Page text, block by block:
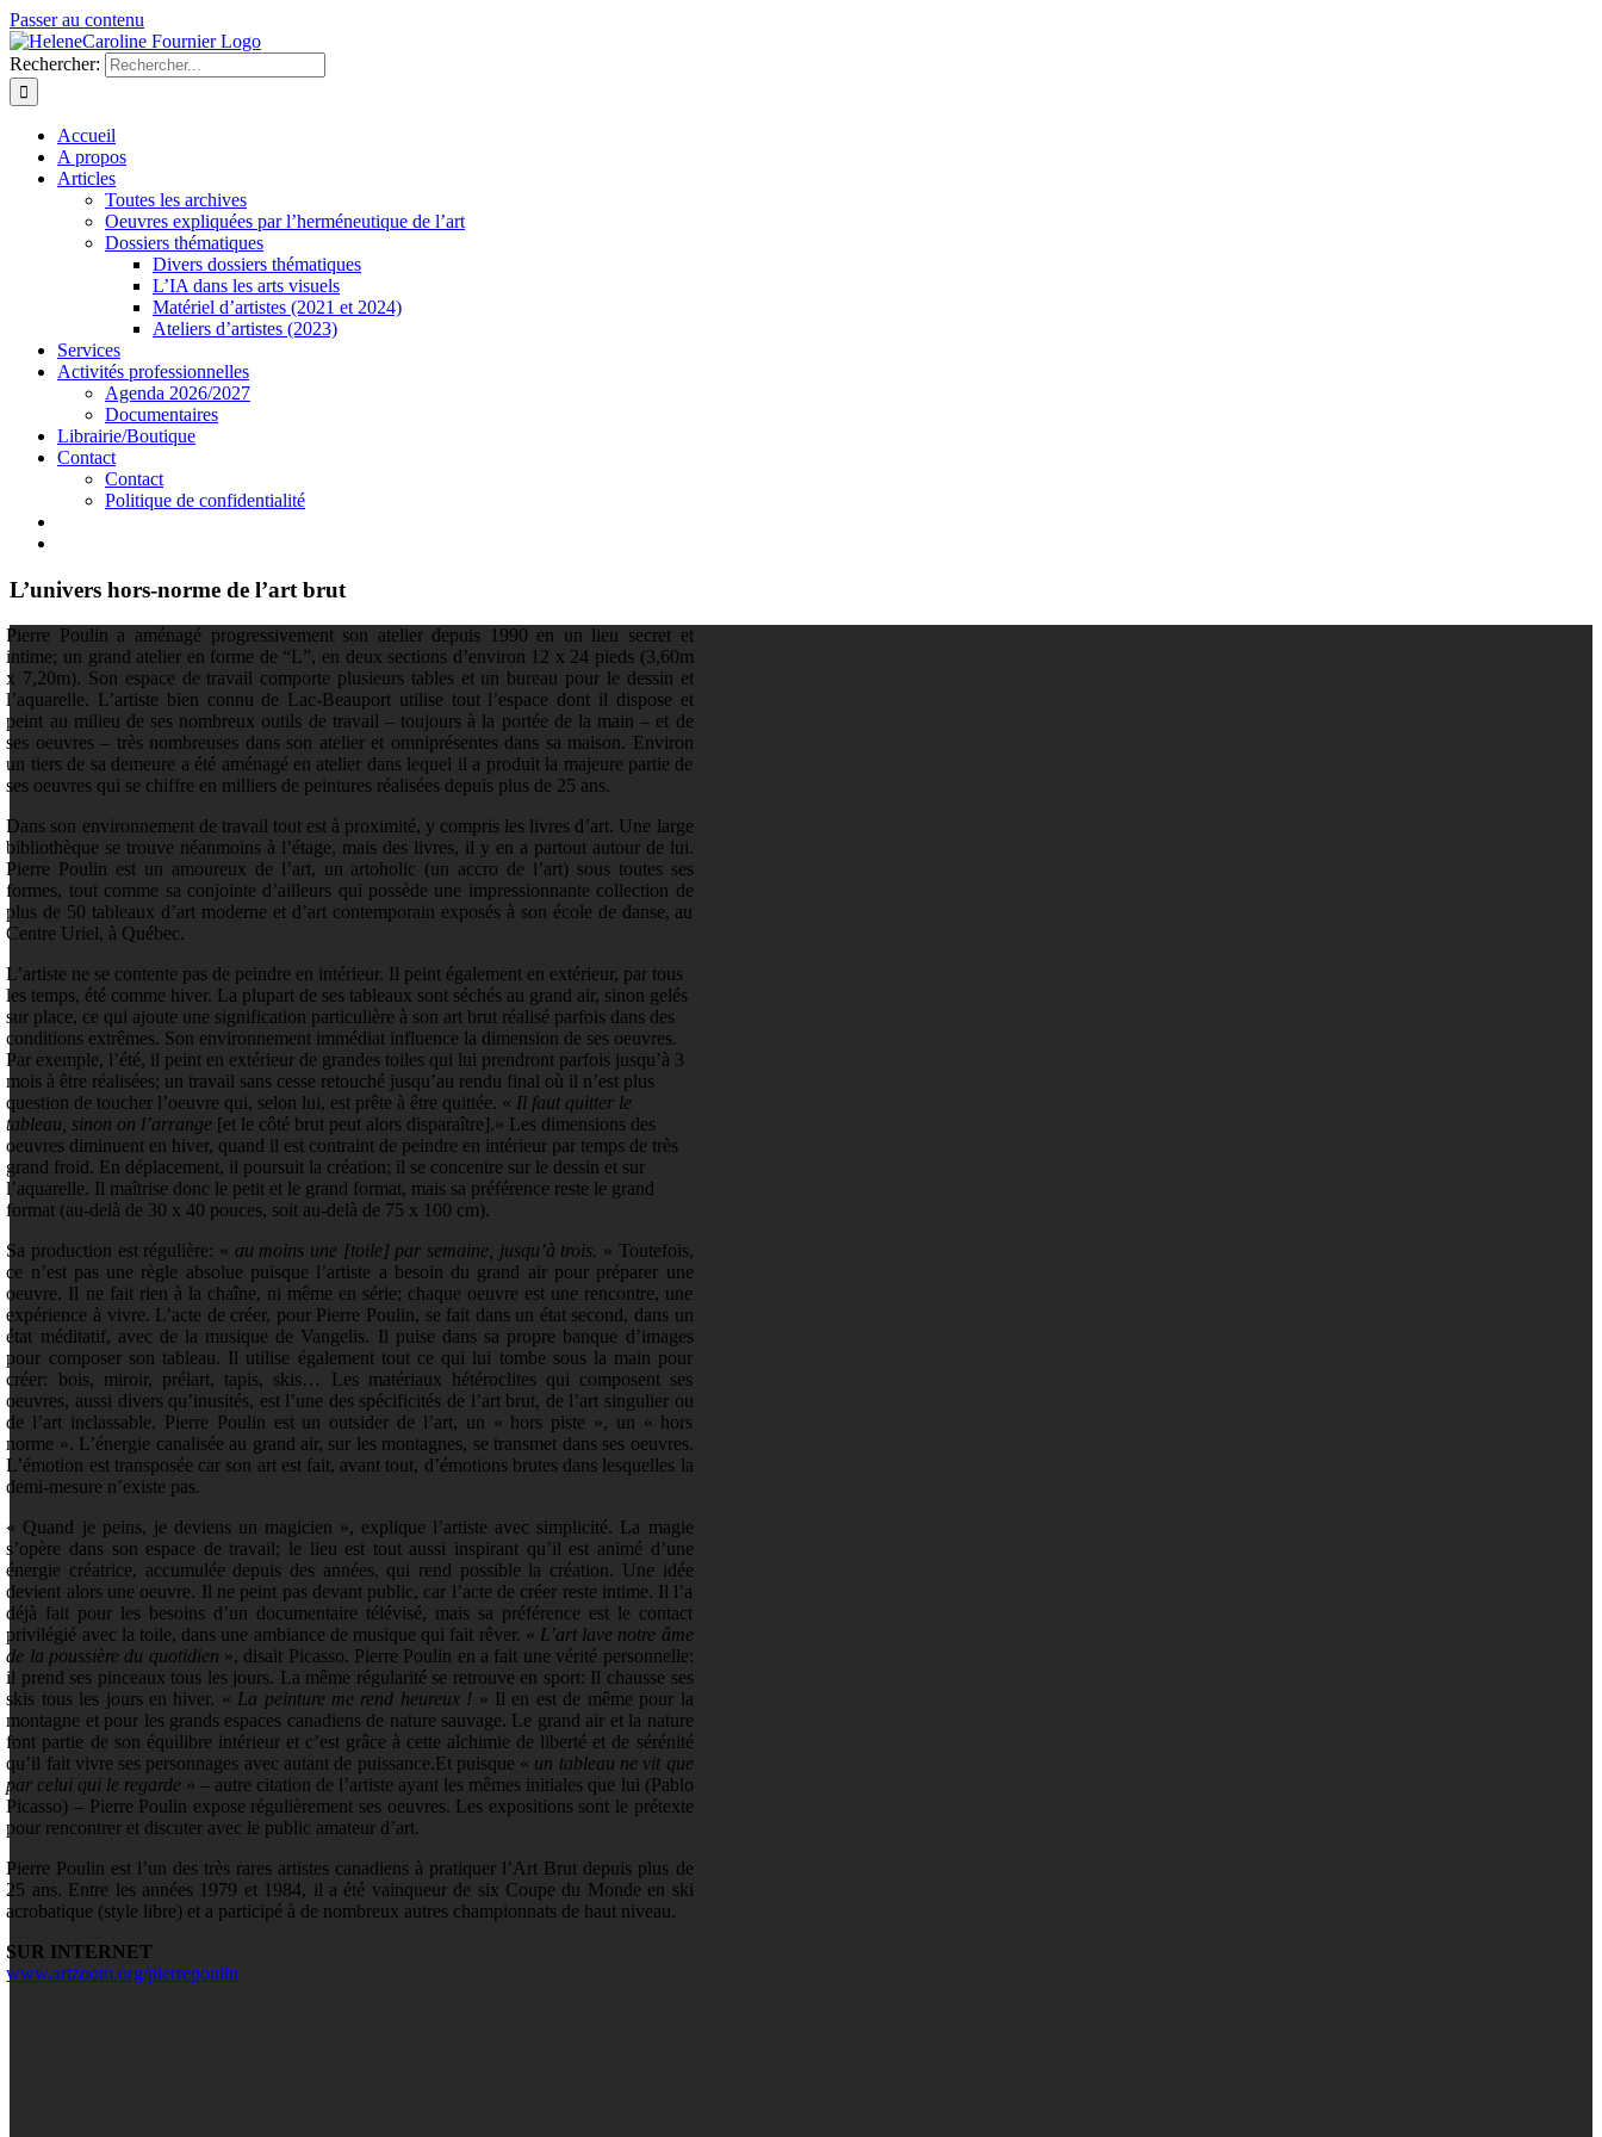
Passer au contenu
Rechercher:
Accueil
A propos
Articles
Toutes les archives
Oeuvres expliquées par l’herméneutique de l’art
Dossiers thématiques
Divers dossiers thématiques
L’IA dans les arts visuels
Matériel d’artistes (2021 et 2024)
Ateliers d’artistes (2023)
Services
Activités professionnelles
Agenda 2026/2027
Documentaires
Librairie/Boutique
Contact
Contact
Politique de confidentialité
L’univers hors-norme de l’art brut
Pierre Poulin a aménagé progressivement son atelier depuis 1990 en un lieu secret et
intime; un grand atelier en forme de “L”, en deux sections d’environ 12 x 24 pieds (3,60m
x 7,20m). Son espace de travail comporte plusieurs tables et un bureau pour le dessin et
l’aquarelle. L’artiste bien connu de Lac-Beauport utilise tout l’espace dont il dispose et
peint au milieu de ses nombreux outils de travail – toujours à la portée de la main – et de
ses oeuvres – très nombreuses dans son atelier et omniprésentes dans sa maison. Environ
un tiers de sa demeure a été aménagé en atelier dans lequel il a produit la majeure partie de
ses oeuvres qui se chiffre en milliers de peintures réalisées depuis plus de 25 ans.
Dans son environnement de travail tout est à proximité, y compris les livres d’art. Une large
bibliothèque se trouve néanmoins à l’étage, mais des livres, il y en a partout autour de lui.
Pierre Poulin est un amoureux de l’art, un artoholic (un accro de l’art) sous toutes ses
formes, tout comme sa conjointe d’ailleurs qui possède une impressionnante collection de
plus de 50 tableaux d’art moderne et d’art contemporain exposés à son école de danse, au
Centre Uriel, à Québec.
L’artiste ne se contente pas de peindre en intérieur. Il peint également en extérieur, par tous
les temps, été comme hiver. La plupart de ses tableaux sont séchés au grand air, sinon gelés
sur place, ce qui ajoute une signification particulière à son art brut réalisé parfois dans des
conditions extrêmes. Son environnement immédiat influence la dimension de ses oeuvres.
Par exemple, l’été, il peint en extérieur de grandes toiles qui lui prendront parfois jusqu’à 3
mois à être réalisées; un travail sans cesse retouché jusqu’au rendu final où il n’est plus
question de toucher l’oeuvre qui, selon lui, est prête à être quittée. « Il faut quitter le
tableau, sinon on l’arrange [et le côté brut peut alors disparaître].» Les dimensions des
oeuvres diminuent en hiver, quand il est contraint de peindre en intérieur par temps de très
grand froid. En déplacement, il poursuit la création; il se concentre sur le dessin et sur
l’aquarelle. Il maîtrise donc le petit et le grand format, mais sa préférence reste le grand
format (au-delà de 30 x 40 pouces, soit au-delà de 75 x 100 cm).
Sa production est régulière: « au moins une [toile] par semaine, jusqu’à trois. » Toutefois,
ce n’est pas une règle absolue puisque l’artiste a besoin du grand air pour préparer une
oeuvre. Il ne fait rien à la chaîne, ni même en série; chaque oeuvre est une rencontre, une
expérience à vivre. L’acte de créer, pour Pierre Poulin, se fait dans un état second, dans un
état méditatif, avec de la musique de Vangelis. Il puise dans sa propre banque d’images
pour composer son tableau. Il utilise également tout ce qui lui tombe sous la main pour
créer: bois, miroir, prélart, tapis, skis… Les matériaux hétéroclites qui composent ses
oeuvres, aussi divers qu’inusités, est l’une des spécificités de l’art brut, de l’art singulier ou
de l’art inclassable. Pierre Poulin est un outsider de l’art, un « hors piste », un « hors
norme ». L’énergie canalisée au grand air, sur les montagnes, se transmet dans ses oeuvres.
L’émotion est transposée car son art est fait, avant tout, d’émotions brutes dans lesquelles la
demi-mesure n’existe pas.
« Quand je peins, je deviens un magicien », explique l’artiste avec simplicité. La magie
s’opère dans son espace de travail; le lieu est tout aussi inspirant qu’il est animé d’une
énergie créatrice, accumulée depuis des années, qui rend possible la création. Une idée
devient alors une oeuvre. Il ne peint pas devant public, car l’acte de créer reste intime. Il l’a
déjà fait pour les besoins d’un documentaire télévisé, mais sa préférence est le contact
privilégié avec la toile, dans une ambiance de musique qui fait rêver. « L’art lave notre âme
de la poussière du quotidien », disait Picasso. Pierre Poulin en a fait une vérité personnelle:
il prend ses pinceaux tous les jours. La même régularité se retrouve en sport: Il chausse ses
skis tous les jours en hiver. « La peinture me rend heureux ! » Il en est de même pour la
montagne et pour les grands espaces canadiens de nature sauvage. Le grand air et la nature
font partie de son équilibre intérieur et c’est grâce à cette alchimie de liberté et de sérénité
qu’il fait vivre ses personnages avec autant de puissance.Et puisque « un tableau ne vit que
par celui qui le regarde » – autre citation de l’artiste ayant les mêmes initiales que lui (Pablo
Picasso) – Pierre Poulin expose régulièrement ses oeuvres. Les expositions sont le prétexte
pour rencontrer et discuter avec le public amateur d’art.
Pierre Poulin est l’un des très rares artistes canadiens à pratiquer l’Art Brut depuis plus de
25 ans. Entre les années 1979 et 1984, il a été vainqueur de six Coupe du Monde en ski
acrobatique (style libre) et a participé à de nombreux autres championnats de haut niveau.
SUR INTERNET
www.artzoom.org/pierrepoulin